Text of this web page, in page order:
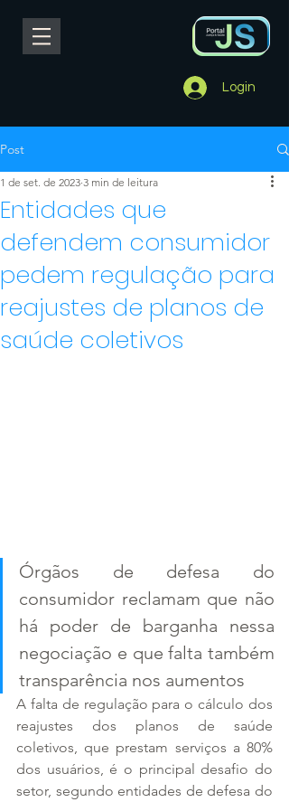
Login
Post
Entidades que
defendem consumidor
pedem regulação para
reajustes de planos de
saúde coletivos
1 de set. de 2023 3 min de leitura
Órgãos de defesa do
consumidor reclamam que não
há poder de barganha nessa
negociação e que falta também
transparência nos aumentos
A falta de regulação para o cálculo dos
reajustes dos planos de saúde
coletivos, que prestam serviços a 80%
dos usuários, é o principal desafio do
setor, segundo entidades de defesa do